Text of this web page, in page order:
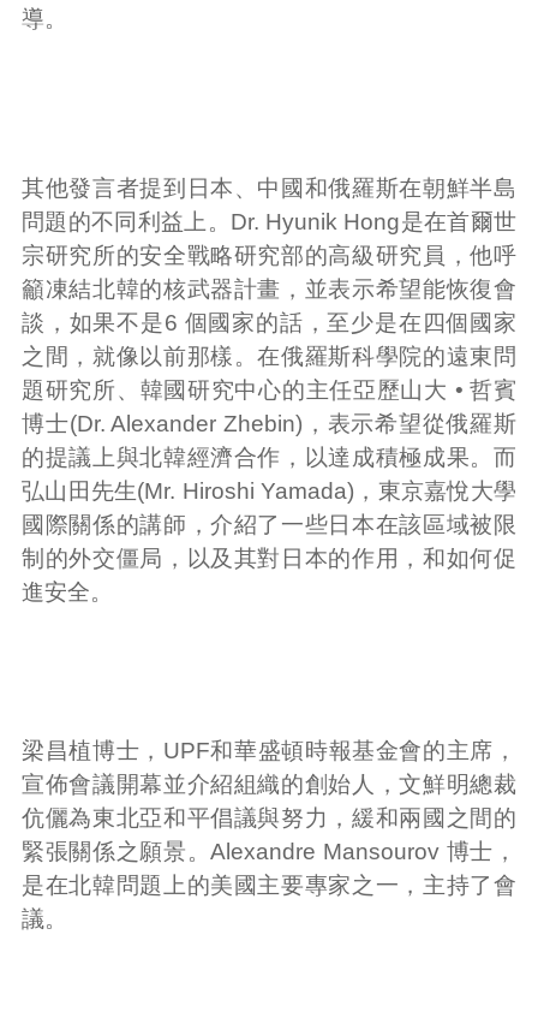
導。
其他發言者提到日本、中國和俄羅斯在朝鮮半島
問題的不同利益上。Dr. Hyunik Hong是在首爾世
宗研究所的安全戰略研究部的高級研究員，他呼
籲凍結北韓的核武器計畫，並表示希望能恢復會
談，如果不是6 個國家的話，至少是在四個國家
之間，就像以前那樣。在俄羅斯科學院的遠東問
題研究所、韓國研究中心的主任亞歷山大 • 哲賓
博士(Dr. Alexander Zhebin)，表示希望從俄羅斯
的提議上與北韓經濟合作，以達成積極成果。而
弘山田先生(Mr. Hiroshi Yamada)，東京嘉悅大學
國際關係的講師，介紹了一些日本在該區域被限
制的外交僵局，以及其對日本的作用，和如何促
進安全。
梁昌植博士，UPF和華盛頓時報基金會的主席，
宣佈會議開幕並介紹組織的創始人，文鮮明總裁
伉儷為東北亞和平倡議與努力，緩和兩國之間的
緊張關係之願景。Alexandre Mansourov 博士，
是在北韓問題上的美國主要專家之一，主持了會
議。